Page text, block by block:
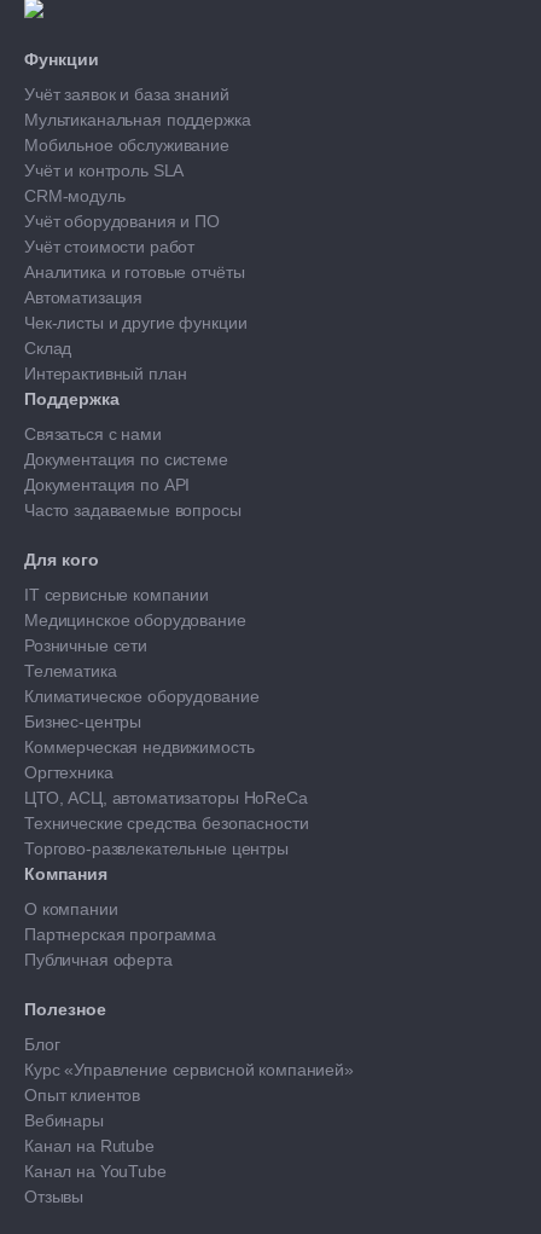
Функции
Учёт заявок и база знаний
Мультиканальная поддержка
Мобильное обслуживание
Учёт и контроль SLA
CRM-модуль
Учёт оборудования и ПО
Учёт стоимости работ
Аналитика и готовые отчёты
Автоматизация
Чек-листы и другие функции
Склад
Интерактивный план
Поддержка
Связаться с нами
Документация по системе
Документация по API
Часто задаваемые вопросы
Для кого
IT сервисные компании
Медицинское оборудование
Розничные сети
Телематика
Климатическое оборудование
Бизнес-центры
Коммерческая недвижимость
Оргтехника
ЦТО, АСЦ, автоматизаторы HoReCa
Технические средства безопасности
Торгово-развлекательные центры
Компания
О компании
Партнерская программа
Публичная оферта
Полезное
Блог
Курс «Управление сервисной компанией»
Опыт клиентов
Вебинары
Канал на Rutube
Канал на YouTube
Отзывы